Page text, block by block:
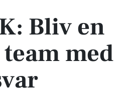
Bliv en
med